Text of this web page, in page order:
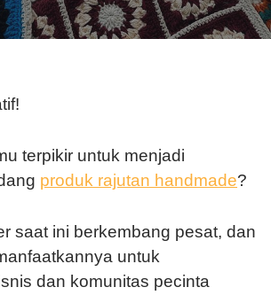
terpikir untuk menjadi
produk rajutan handmade?
saat ini berkembang pesat, dan
untuk
dan komunitas pecinta